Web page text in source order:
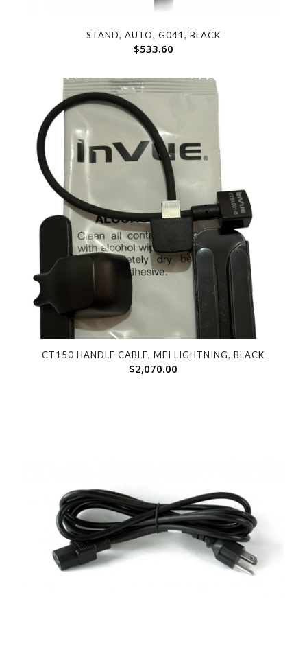
STAND, AUTO, G041, BLACK
$533.60
CT150 HANDLE CABLE, MFI LIGHTNING, BLACK
$2,070.00